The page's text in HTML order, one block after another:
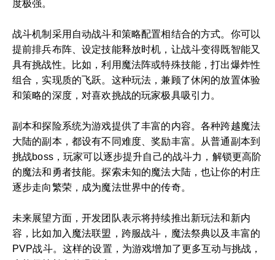
度极强。
战斗机制采用自动战斗和策略配置相结合的方式。你可以
提前排兵布阵、设定技能释放时机，让战斗变得既智能又
具有挑战性。比如，利用魔法阵或特殊技能，打出爆炸性
组合，实现质的飞跃。这种玩法，兼顾了休闲的放置体验
和策略的深度，对喜欢挑战的玩家极具吸引力。
副本和探险系统为游戏提供了丰富的内容。各种跨越魔法
大陆的副本，都设有不同难度、奖励丰富。从普通副本到
挑战boss，玩家可以逐步提升自己的战斗力，解锁更高阶
的魔法和勇者技能。探索未知的魔法大陆，也让你的村庄
逐步走向繁荣，成为魔法世界中的传奇。
未来展望方面，开发团队表示将持续推出新玩法和新内
容，比如加入魔法联盟，跨服战斗，魔法祭典以及丰富的
PVP战斗。这样的设置，为游戏增加了更多互动与挑战，